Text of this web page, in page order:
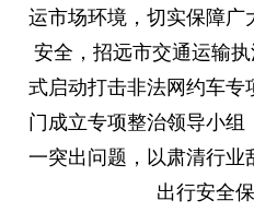
运市场环境，切实保障广
安全，招远市交通运输
式启动打击非法网约车专
门成立专项整治领导小
一突出问题，以肃清行业
出行安全